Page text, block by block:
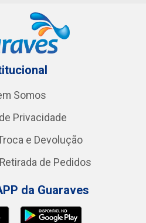
Somos
Privacidade
e Devolução
de Pedidos
da Guaraves